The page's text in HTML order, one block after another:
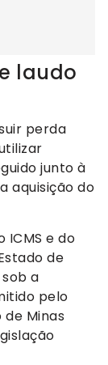
laudo
perda
junto à
aquisição do
ICMS e do
de
a
pelo
Minas